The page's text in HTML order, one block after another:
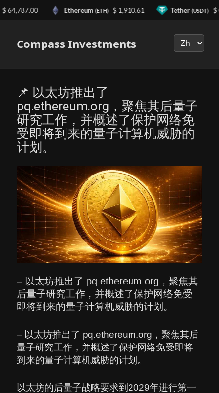
Compass Investments
📌 以太坊推出了
pq.ethereum.org，聚焦其后量子
研究工作，并概述了保护网络免
受即将到来的量子计算机威胁的
计划。
– 以太坊推出了 pq.ethereum.org，聚焦其
后量子研究工作，并概述了保护网络免受
即将到来的量子计算机威胁的计划。
– 以太坊推出了 pq.ethereum.org，聚焦其后
量子研究工作，并概述了保护网络免受即将
到来的量子计算机威胁的计划。
以太坊的后量子战略要求到2029年进行第一
Ethereum(ETH) $ 1,910.61 Tether(USDT) $